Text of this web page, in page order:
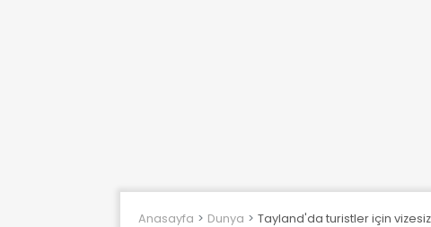
Anasayfa Dunya Tayland'da turistler için vizesiz